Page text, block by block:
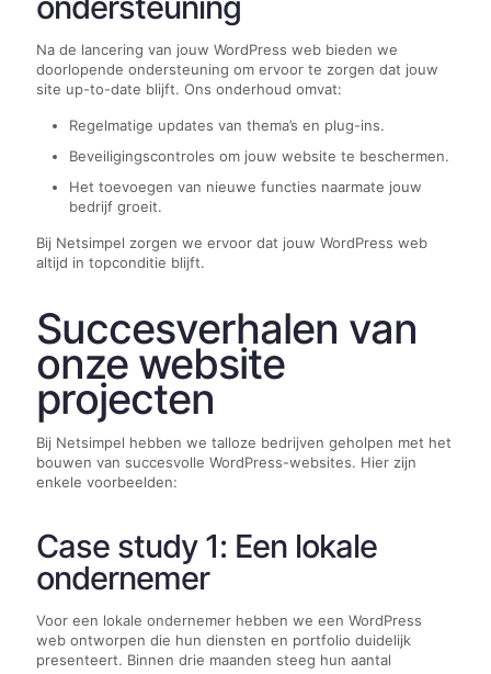
Na de lancering van jouw WordPress web bieden we
doorlopende ondersteuning om ervoor te zorgen dat jouw
site up-to-date blijft. Ons onderhoud omvat:
Regelmatige updates van thema’s en plug-ins.
Beveiligingscontroles om jouw website te beschermen.
Het toevoegen van nieuwe functies naarmate jouw
bedrijf groeit.
Bij Netsimpel zorgen we ervoor dat jouw WordPress web
altijd in topconditie blijft.
Succesverhalen van
onze website
projecten
Bij Netsimpel hebben we talloze bedrijven geholpen met het
bouwen van succesvolle WordPress-websites. Hier zijn
enkele voorbeelden:
Case study 1: Een lokale
ondernemer
Voor een lokale ondernemer hebben we een WordPress
web ontworpen die hun diensten en portfolio duidelijk
presenteert. Binnen drie maanden steeg hun aantal